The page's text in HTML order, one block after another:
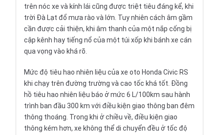
trên nóc xe và kính lái cũng được triệt tiêu đáng kể, khi
trời Đà Lạt đổ mưa rào và lớn. Tuy nhiên cách âm gầm
cần được cải thiện, khi âm thanh của một nắp cống bị
cập kênh hay tiếng nổ của một túi xốp khi bánh xe cán
qua vọng vào khá rõ.
Mức độ tiêu hao nhiên liệu của xe oto Honda Civic RS
khi chạy trên đường trường và cao tốc khá tốt. Đồng
hồ tiêu hao nhiên liệu báo ở mức 6 L/100km sau hành
trình ban đầu 300 km với điều kiện giao thông ban đêm
thông thoáng. Trong khi ở chiều về, điều kiện giao
thông kém hơn, xe không thể di chuyển đều ở tốc độ